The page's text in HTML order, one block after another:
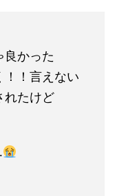
良かった
！！言えない
れたけど